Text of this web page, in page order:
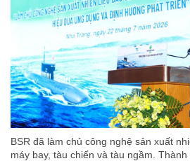
BSR đã làm chủ công nghệ sản xuất
máy bay, tàu chiến và tàu ngầm.